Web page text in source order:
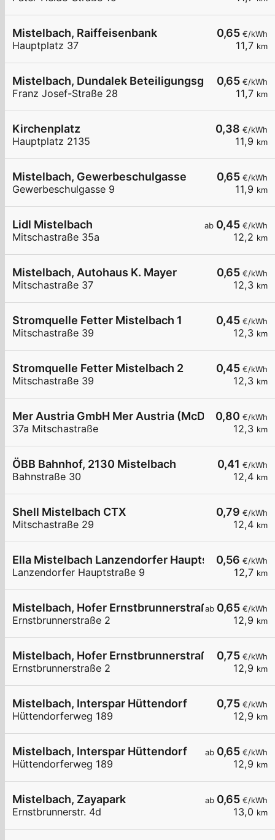
0,65 €/kWh
11,7 km
Mistelbach, Raiffeisenbank
Hauptplatz 37
0,65 €/kWh
11,7 km
Mistelbach, Dundalek BeteiligungsgmbH
Franz Josef-Straße 28
0,38 €/kWh
11,9 km
Kirchenplatz
Hauptplatz 2135
0,65 €/kWh
11,9 km
Mistelbach, Gewerbeschulgasse
Gewerbeschulgasse 9
ab 0,45 €/kWh
12,2 km
Lidl Mistelbach
Mitschastraße 35a
0,65 €/kWh
12,3 km
Mistelbach, Autohaus K. Mayer
Mitschastraße 37
0,45 €/kWh
12,3 km
Stromquelle Fetter Mistelbach 1
Mitschastraße 39
0,45 €/kWh
12,3 km
Stromquelle Fetter Mistelbach 2
Mitschastraße 39
0,80 €/kWh
12,3 km
Mer Austria GmbH Mer Austria (McD) -
37a Mitschastraße
0,41 €/kWh
12,4 km
ÖBB Bahnhof, 2130 Mistelbach
Bahnstraße 30
0,79 €/kWh
12,4 km
Shell Mistelbach CTX
Mitschastraße 29
0,56 €/kWh
12,7 km
Ella Mistelbach Lanzendorfer Hauptstraße 9
Lanzendorfer Hauptstraße 9
ab 0,65 €/kWh
12,9 km
Mistelbach, Hofer Ernstbrunnerstraße
Ernstbrunnerstraße 2
0,75 €/kWh
12,9 km
Mistelbach, Hofer Ernstbrunnerstraße
Ernstbrunnerstraße 2
0,75 €/kWh
12,9 km
Mistelbach, Interspar Hüttendorf
Hüttendorferweg 189
ab 0,65 €/kWh
12,9 km
Mistelbach, Interspar Hüttendorf
Hüttendorferweg 189
ab 0,65 €/kWh
13,0 km
Mistelbach, Zayapark
Ernstbrunnerstr. 4d